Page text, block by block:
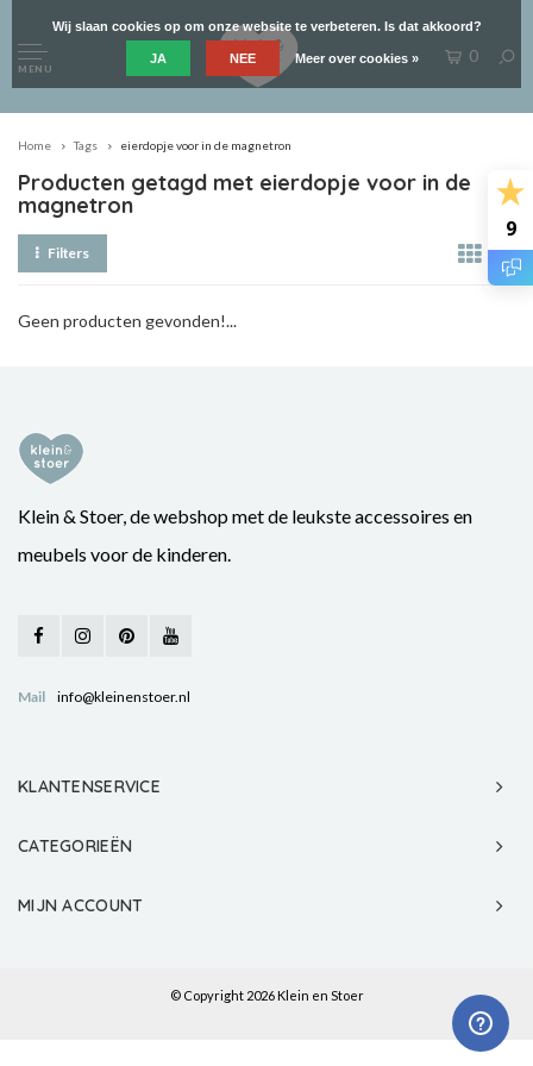
9
MENU
0
Home Tags eierdopje voor in de magnetron
Producten getagd met eierdopje voor in de
magnetron
Filters
Geen producten gevonden!...
Klein & Stoer, de webshop met de leukste accessoires en
meubels voor de kinderen.
Mail info@kleinenstoer.nl
KLANTENSERVICE
CATEGORIEËN
MIJN ACCOUNT
© Copyright 2026 Klein en Stoer
Wij slaan cookies op om onze website te verbeteren. Is dat akkoord?
JA NEE Meer over cookies »